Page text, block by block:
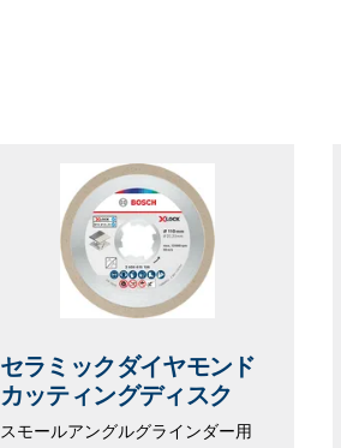
セラミックダイヤモンド
カッティングディスク
スモールアングルグラインダー用